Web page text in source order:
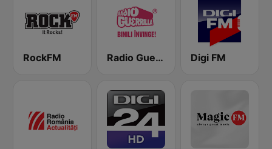
RockFM Radio Guerrilla Digi FM